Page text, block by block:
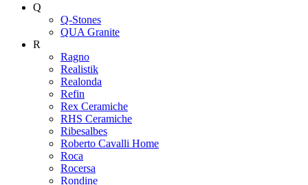
Q
Q-Stones
QUA Granite
R
Ragno
Realistik
Realonda
Refin
Rex Ceramiche
RHS Ceramiche
Ribesalbes
Roberto Cavalli Home
Roca
Rocersa
Rondine